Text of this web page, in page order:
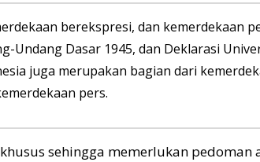
berekspresi, dan kemerdekaan
Undang Dasar 1945, dan Deklarasi
juga merupakan bagian dari
pers.
sehingga memerlukan pedoman